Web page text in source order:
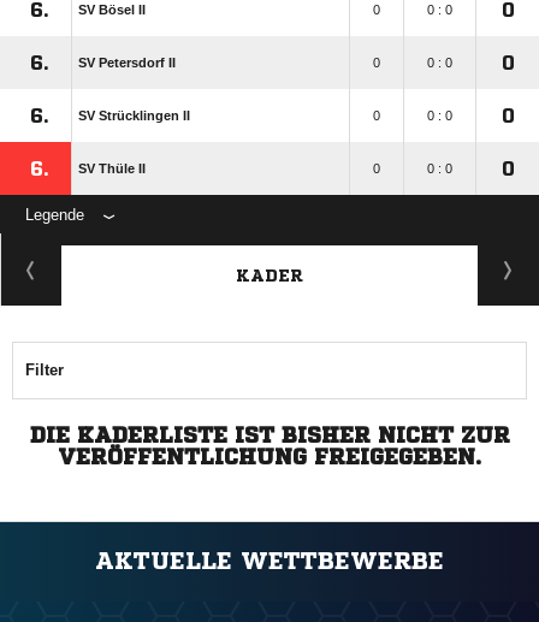
6. SV Bösel II 0 0 : 0 0
6. SV Petersdorf II 0 0 : 0 0
6. SV Strücklingen II 0 0 : 0 0
6. SV Thüle II 0 0 : 0 0
Legende
KADER
Filter
DIE KADERLISTE IST BISHER NICHT ZUR
VERÖFFENTLICHUNG FREIGEGEBEN.
AKTUELLE WETTBEWERBE